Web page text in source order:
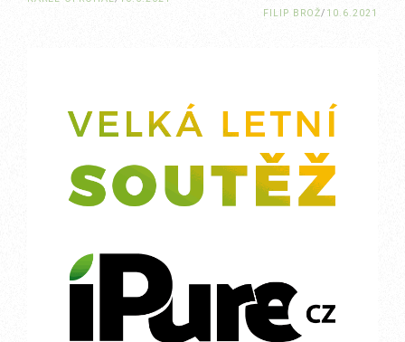
FILIP BROŽ/ 10.6.2021